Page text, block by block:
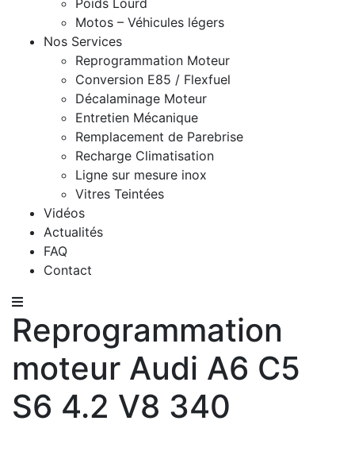
Motos – Véhicules légers
Nos Services
Reprogrammation Moteur
Conversion E85 / Flexfuel
Décalaminage Moteur
Entretien Mécanique
Remplacement de Parebrise
Recharge Climatisation
Ligne sur mesure inox
Vitres Teintées
Vidéos
Actualités
FAQ
Contact
Reprogrammation
moteur Audi A6 C5
S6 4.2 V8 340